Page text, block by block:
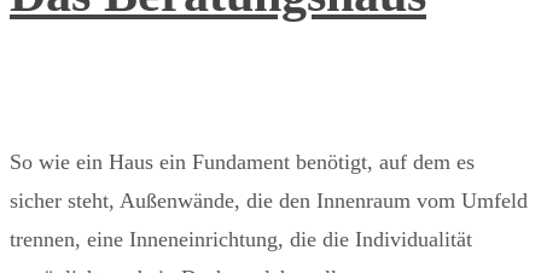
So wie ein Haus ein Fundament benötigt, auf dem es
sicher steht, Außenwände, die den Innenraum vom Umfeld
trennen, eine Inneneinrichtung, die die Individualität